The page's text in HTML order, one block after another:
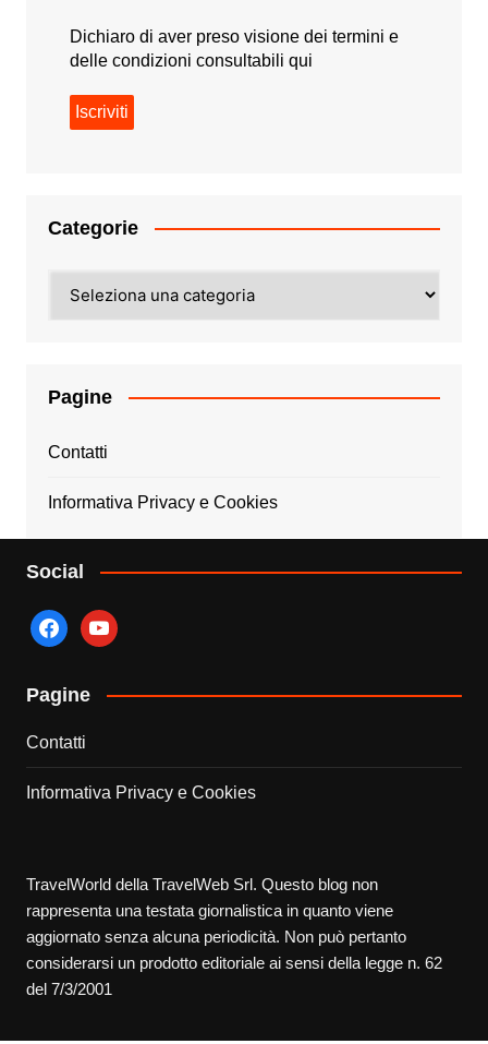
Dichiaro di aver preso visione dei termini e
delle condizioni consultabili qui
Categorie
Pagine
Contatti
Informativa Privacy e Cookies
Social
facebookyoutube
Pagine
Contatti
Informativa Privacy e Cookies
TravelWorld della TravelWeb Srl. Questo blog non
rappresenta una testata giornalistica in quanto viene
aggiornato senza alcuna periodicità. Non può pertanto
considerarsi un prodotto editoriale ai sensi della legge n. 62
del 7/3/2001